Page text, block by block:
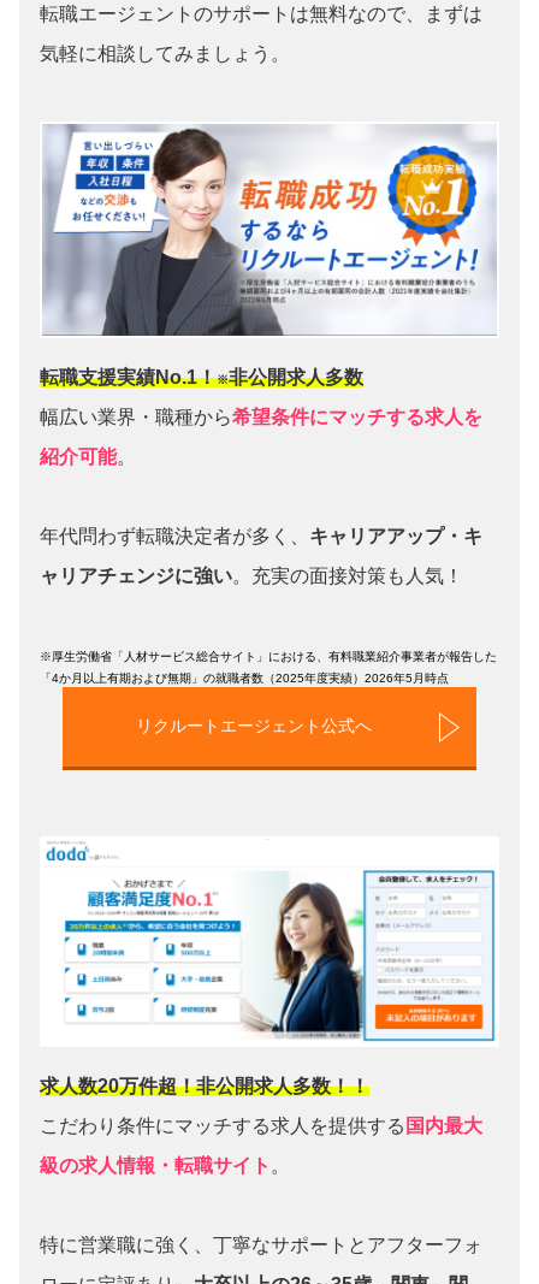
転職エージェントのサポートは無料なので、まずは
気軽に相談してみましょう。
転職支援実績No.1！※非公開求人多数
幅広い業界・職種から希望条件にマッチする求人を
紹介可能。
年代問わず転職決定者が多く、 キャリアアップ・キ
ャリアチェンジに強い。充実の面接対策も人気！
※厚生労働省「人材サービス総合サイト」における、有料職業紹介事業者が報告した
「4か月以上有期および無期」の就職者数（2025年度実績）2026年5月時点
リクルートエージェント公式へ
求人数20万件超！非公開求人多数！！
こだわり条件にマッチする求人を提供する 国内最大
級の求人情報・転職サイト 。
特に営業職に強く、丁寧なサポートとアフターフォ